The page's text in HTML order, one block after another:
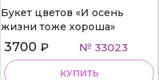
Букет цветов «И осень
жизни тоже хороша»
3700 ₽ № 33023
КУПИТЬ